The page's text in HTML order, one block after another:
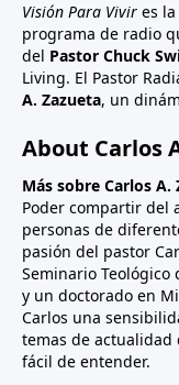
Visión Para Vivir es
programa de radio
del Pastor Chuck
Living. El Pastor
A. Zazueta, un
About Carlos
Más sobre Carlos A.
Poder compartir del
personas de
pasión del pastor
Seminario Teológico
y un doctorado en
Carlos una
temas de
fácil de entender.